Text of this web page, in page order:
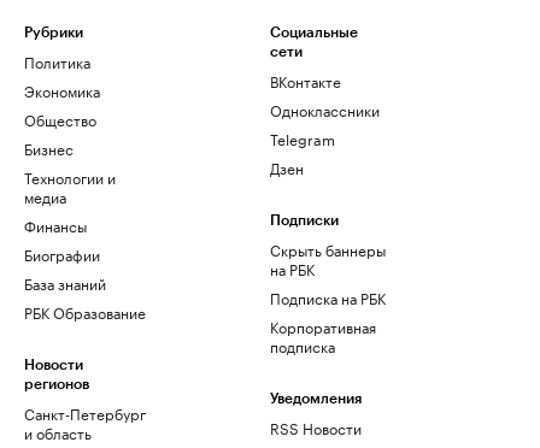
Рубрики
Политика
Экономика
Общество
Бизнес
Технологии и
медиа
Финансы
Биографии
База знаний
РБК Образование
Новости
регионов
Санкт-Петербург
и область
Социальные
сети
ВКонтакте
Одноклассники
Telegram
Дзен
Подписки
Скрыть баннеры
на РБК
Подписка на РБК
Корпоративная
подписка
Уведомления
RSS Новости